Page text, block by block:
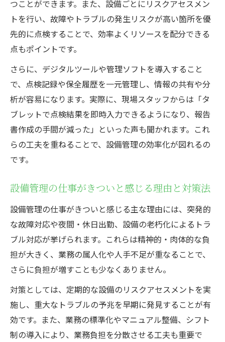
つことができます。また、設備ごとにリスクアセスメン
トを行い、故障やトラブルの発生リスクが高い箇所を優
先的に点検することで、効率よくリソースを配分できる
点もポイントです。
さらに、デジタルツールや管理ソフトを導入すること
で、点検記録や保全履歴を一元管理し、情報の共有や分
析が容易になります。実際に、現場スタッフからは「タ
ブレットで点検結果を即時入力できるようになり、報告
書作成の手間が減った」といった声も聞かれます。これ
らの工夫を重ねることで、設備管理の効率化が図れるの
です。
設備管理の仕事がきついと感じる理由と対策法
設備管理の仕事がきついと感じる主な理由には、突発的
な故障対応や夜間・休日出勤、設備の老朽化によるトラ
ブル対応が挙げられます。これらは精神的・肉体的な負
担が大きく、業務の属人化や人手不足が重なることで、
さらに負担が増すことも少なくありません。
対策としては、定期的な設備のリスクアセスメントを実
施し、重大なトラブルの予兆を早期に発見することが有
効です。また、業務の標準化やマニュアル整備、シフト
制の導入により、業務負担を分散させる工夫も重要で